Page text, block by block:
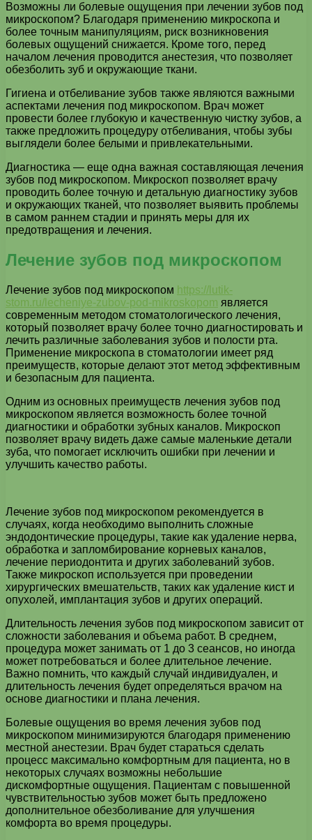
Возможны ли болевые ощущения при лечении зубов под
микроскопом? Благодаря применению микроскопа и
более точным манипуляциям, риск возникновения
болевых ощущений снижается. Кроме того, перед
началом лечения проводится анестезия, что позволяет
обезболить зуб и окружающие ткани.
Гигиена и отбеливание зубов также являются важными
аспектами лечения под микроскопом. Врач может
провести более глубокую и качественную чистку зубов, а
также предложить процедуру отбеливания, чтобы зубы
выглядели более белыми и привлекательными.
Диагностика — еще одна важная составляющая лечения
зубов под микроскопом. Микроскоп позволяет врачу
проводить более точную и детальную диагностику зубов
и окружающих тканей, что позволяет выявить проблемы
в самом раннем стадии и принять меры для их
предотвращения и лечения.
Лечение зубов под микроскопом
Лечение зубов под микроскопом https://lutik-
stom.ru/lecheniye-zubov-pod-mikroskopom является
современным методом стоматологического лечения,
который позволяет врачу более точно диагностировать и
лечить различные заболевания зубов и полости рта.
Применение микроскопа в стоматологии имеет ряд
преимуществ, которые делают этот метод эффективным
и безопасным для пациента.
Одним из основных преимуществ лечения зубов под
микроскопом является возможность более точной
диагностики и обработки зубных каналов. Микроскоп
позволяет врачу видеть даже самые маленькие детали
зуба, что помогает исключить ошибки при лечении и
улучшить качество работы.
Лечение зубов под микроскопом рекомендуется в
случаях, когда необходимо выполнить сложные
эндодонтические процедуры, такие как удаление нерва,
обработка и запломбирование корневых каналов,
лечение периодонтита и других заболеваний зубов.
Также микроскоп используется при проведении
хирургических вмешательств, таких как удаление кист и
опухолей, имплантация зубов и других операций.
Длительность лечения зубов под микроскопом зависит от
сложности заболевания и объема работ. В среднем,
процедура может занимать от 1 до 3 сеансов, но иногда
может потребоваться и более длительное лечение.
Важно помнить, что каждый случай индивидуален, и
длительность лечения будет определяться врачом на
основе диагностики и плана лечения.
Болевые ощущения во время лечения зубов под
микроскопом минимизируются благодаря применению
местной анестезии. Врач будет стараться сделать
процесс максимально комфортным для пациента, но в
некоторых случаях возможны небольшие
дискомфортные ощущения. Пациентам с повышенной
чувствительностью зубов может быть предложено
дополнительное обезболивание для улучшения
комфорта во время процедуры.